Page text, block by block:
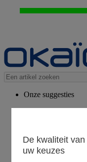
WEB ONLY: -20%*
Onze suggesties
Bekijk alle artikelen
De kwaliteit
uw keuzes